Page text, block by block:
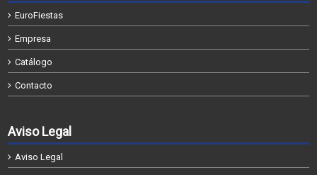
EuroFiestas
Empresa
Catálogo
Contacto
Aviso Legal
Aviso Legal